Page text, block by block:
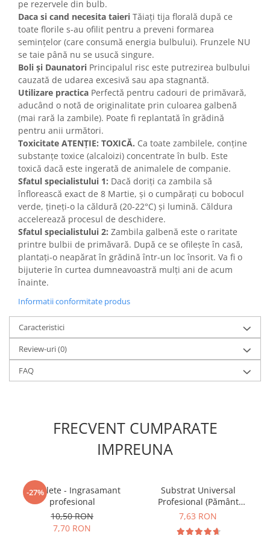
pe rezervele din bulb.
Daca si cand necesita taieri Tăiați tija florală după ce
toate florile s-au ofilit pentru a preveni formarea
semințelor (care consumă energia bulbului). Frunzele NU
se taie până nu se usucă singure.
Boli și Daunatori Principalul risc este putrezirea bulbului
cauzată de udarea excesivă sau apa stagnantă.
Utilizare practica Perfectă pentru cadouri de primăvară,
aducând o notă de originalitate prin culoarea galbenă
(mai rară la zambile). Poate fi replantată în grădină
pentru anii următori.
Toxicitate ATENȚIE: TOXICĂ. Ca toate zambilele, conține
substanțe toxice (alcaloizi) concentrate în bulb. Este
toxică dacă este ingerată de animalele de companie.
Sfatul specialistului 1: Dacă doriți ca zambila să
înflorească exact de 8 Martie, și o cumpărați cu bobocul
verde, țineți-o la căldură (20-22°C) și lumină. Căldura
accelerează procesul de deschidere.
Sfatul specialistului 2: Zambila galbenă este o raritate
printre bulbii de primăvară. După ce se ofilește în casă,
plantați-o neapărat în grădină într-un loc însorit. Va fi o
bijuterie în curtea dumneavoastră mulți ani de acum
înainte.
Informatii conformitate produs
Caracteristici
Review-uri(0)
FAQ
FRECVENT CUMPARATE
IMPREUNA
-27%
5 Tablete - Ingrasamant
profesional
10,50 RON
7,70 RON
Substrat Universal
Profesional (Pământ
Premium) - 5 L
7,63 RON